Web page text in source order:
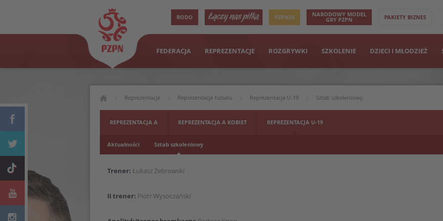
RODO PZPN24 NARODOWY MODEL
GRY PZPN PAKIETY BIZNES
FEDERACJA REPREZENTACJE ROZGRYWKI SZKOLENIE DZIECI I MŁODZIEŻ
Reprezentacje Reprezentacje futsalu Reprezentacja U-19 Sztab szkoleniowy
REPREZENTACJA A REPREZENTACJA A KOBIET REPREZENTACJA U-19
Aktualności Sztab szkoleniowy
Trener: Łukasz Żebrowski
II trener: Piotr Wysoczański